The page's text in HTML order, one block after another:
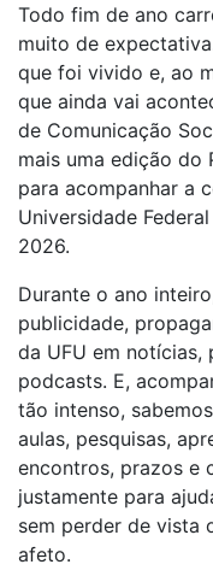
Todo fim de ano
muito de
que foi vivido e, ao
que ainda vai
de Comunicação
mais uma edição do
para acompanhar a
Universidade
2026.
Durante o ano
publicidade,
da UFU em notícias,
podcasts. E,
tão intenso,
aulas, pesquisas,
encontros, prazos e
justamente para
sem perder de vista
afeto.